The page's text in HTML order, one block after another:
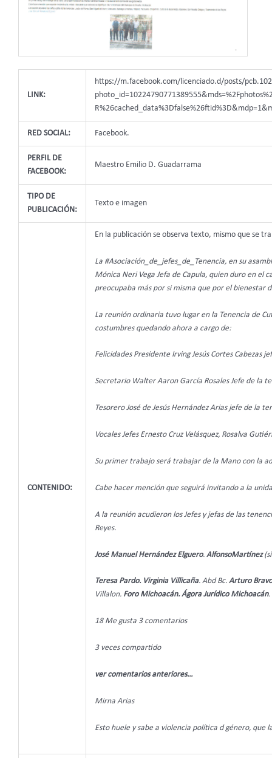
LINK:
https://m.facebook.com/licenciado.d/posts/
RED SOCIAL: Facebook.
PERFIL DE
FACEBOOK:
Maestro Emilio D. Guadarrama
TIPO DE
PUBLICACIÓN:
Texto e imagen
CONTENIDO:
En la publicación se observa texto, mismo que se
La #Asociación_de_jefes_de_Tenencia, en su
Mónica Neri Vega Jefa de Capula, quien duro en el
preocupaba más por si misma que por el bienestar
La reunión ordinaria tuvo lugar en la Tenencia de
costumbres quedando ahora a cargo de:
Felicidades Presidente Irving Jesús Cortes Cabezas
Secretario Walter Aaron García Rosales Jefe de la
Tesorero José de Jesús Hernández Arias jefe de la
Vocales Jefes Ernesto Cruz Velásquez, Rosalva
Su primer trabajo será trabajar de la Mano con la
Cabe hacer mención que seguirá invitando a la
A la reunión acudieron los Jefes y jefas de las
Reyes.
José Manuel Hernández Elguero. AlfonsoMartínez
Teresa Pardo. Virginia Villicaña. Abd Bc. Arturo Bravo
Villalon. Foro Michoacán. Ágora Jurídico Michoacán.
18 Me gusta 3 comentarios
3 veces compartido
ver comentarios anteriores…
Mirna Arias
Esto huele y sabe a violencia política d género,